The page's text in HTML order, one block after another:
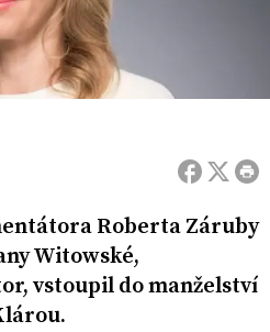
Roberta Záruby
Witowské,
vstoupil do manželství